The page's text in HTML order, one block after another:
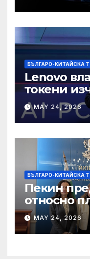
БЪЛГАРО-КИТАЙСКА
Lenovo
токени
мощност в
MAY 24, 2026
БЪЛГАРО-КИТАЙСКА
Пекин
относно
насочване
продукти
MAY 24, 2026